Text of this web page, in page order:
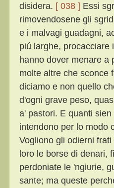
disidera. [ 038 ] Essi
rimovendosene gli
e i malvagi guadagni,
piú larghe, procacciare
hanno dover menare
molte altre che sconce
diciamo e non quello
d'ogni grave peso,
a' pastori. E quanti
intendono per lo modo
Vogliono gli odierni
loro le borse di denari,
perdoniate le 'ngiurie,
sante; ma queste